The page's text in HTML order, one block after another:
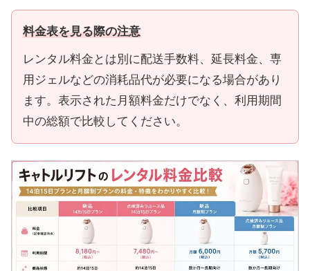
料金表を見る際の注意
レンタル料金とは別に配送手数料、延長料金、専
用ジェルなどの消耗品代が必要になる場合があり
ます。表示された月額料金だけでなく、利用期間
中の総額で比較してください。